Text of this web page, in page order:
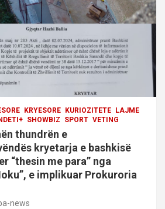
KRYESORE KURIOZITETE
LAJME
SHOWBIZ SPORT VETING
thundrën e
kryetarja e bashkisë
“thesin me para” nga
e implikuar Prokuroria
news